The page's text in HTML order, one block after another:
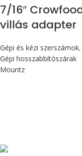
7/16″
villás adapter
Gépi és kézi szerszámok,
Gépi hosszabbítószárak
Mountz